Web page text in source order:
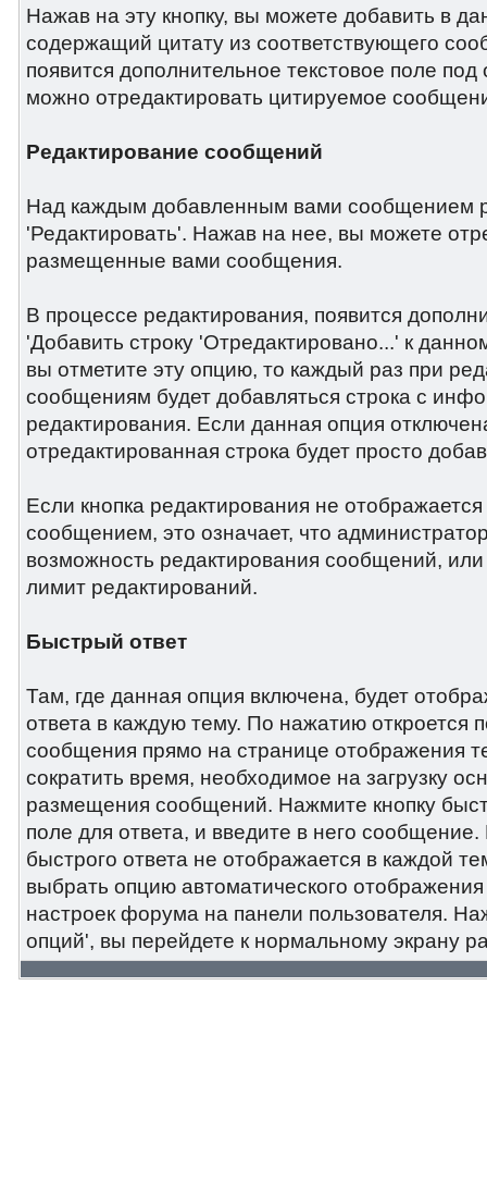
Нажав на эту кнопку, вы можете добавить в
содержащий цитату из соответствующего
появится дополнительное текстовое поле
можно отредактировать цитируемое
Редактирование сообщений
Над каждым добавленным вами сообщением
'Редактировать'. Нажав на нее, вы можете
размещенные вами сообщения.
В процессе редактирования, появится
'Добавить строку 'Отредактировано...' к
вы отметите эту опцию, то каждый раз при
сообщениям будет добавляться строка с
редактирования. Если данная опция
отредактированная строка будет просто
Если кнопка редактирования не
сообщением, это означает, что
возможность редактирования сообщений,
лимит редактирований.
Быстрый ответ
Там, где данная опция включена, будет
ответа в каждую тему. По нажатию откроется
сообщения прямо на странице отображения
сократить время, необходимое на загрузку
размещения сообщений. Нажмите кнопку
поле для ответа, и введите в него
быстрого ответа не отображается в каждой
выбрать опцию автоматического отображения
настроек форума на панели пользователя.
опций', вы перейдете к нормальному экрану